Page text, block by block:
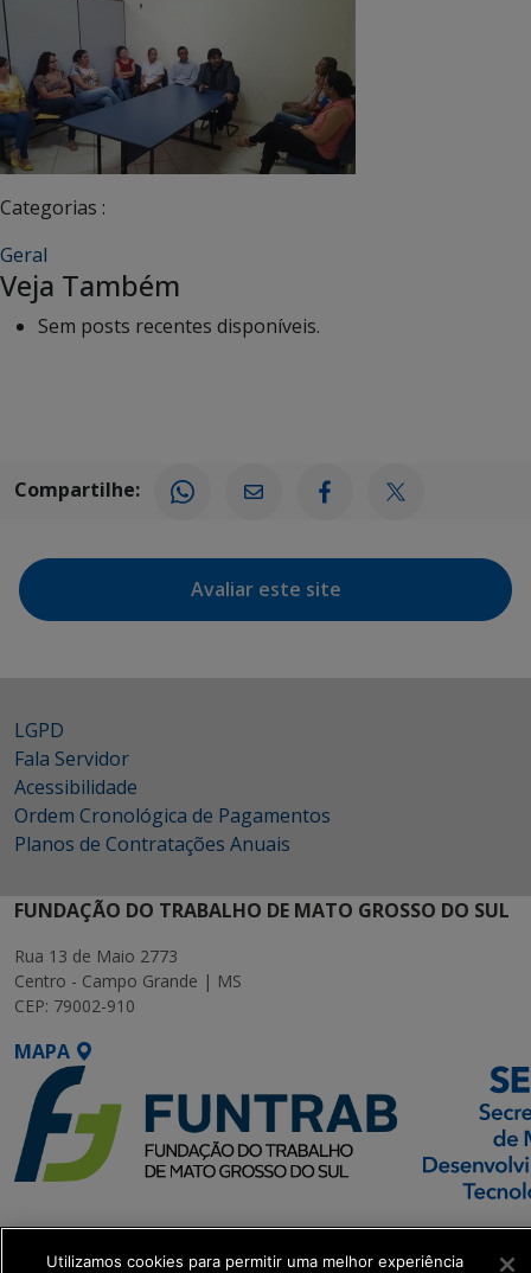
Categorias :
Geral
Veja Também
Sem posts recentes disponíveis.
Compartilhe:
Avaliar este site
LGPD
Fala Servidor
Acessibilidade
Ordem Cronológica de Pagamentos
Planos de Contratações Anuais
FUNDAÇÃO DO TRABALHO DE MATO GROSSO DO SUL
Rua 13 de Maio 2773
Centro - Campo Grande | MS
CEP: 79002-910
MAPA
SETDIG | Secretaria-
Executiva de
Utilizamos cookies para permitir uma melhor experiência